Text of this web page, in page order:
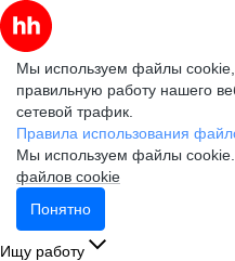
Мы используем файлы cookie,
правильную работу нашего
сетевой трафик.
Правила использования
Мы используем файлы cookie.
файлов cookie
Понятно
Ищу работу